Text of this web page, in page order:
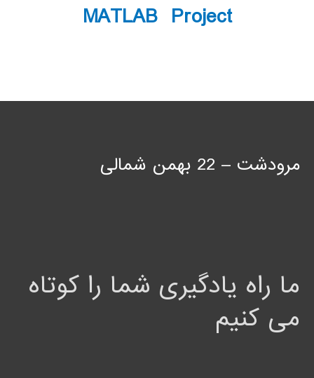
MATLAB Project
مرودشت – 22 بهمن شمالی
ما راه یادگیری شما را کوتاه
می کنیم